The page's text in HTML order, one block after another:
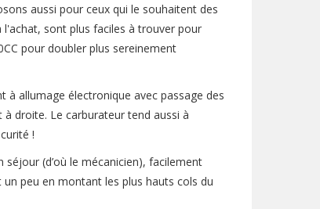
aussi pour ceux qui le souhaitent des
sont plus faciles à trouver pour
pour doubler plus sereinement
allumage électronique avec passage des
droite. Le carburateur tend aussi à
!
(d’où le mécanicien), facilement
peu en montant les plus hauts cols du